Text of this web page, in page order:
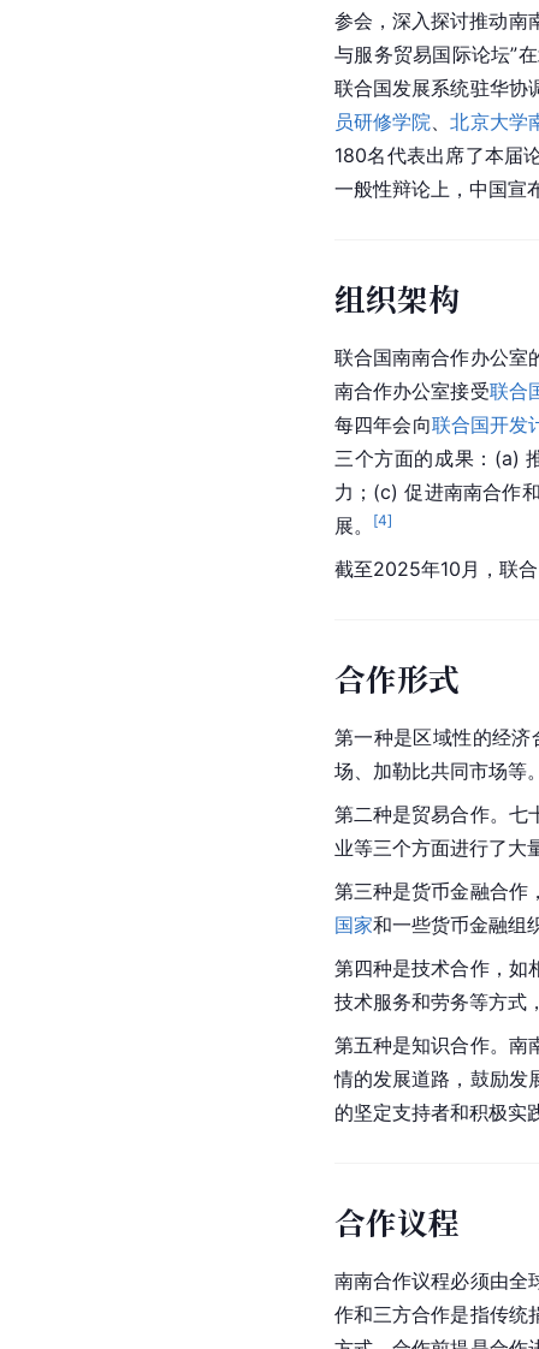
参会，深入探讨推动南
与服务贸易国际论坛”
联合国发展系统驻华协
员研修学院 、北京大学
180名代表出席了本届
一般性辩论上，中国宣
组织架构
联合国南南合作办公室
南合作办公室接受联合
每四年会向联合国开发
三个方面的成果：(a)
力；(c) 促进南南合作
展。
[4]
截至2025年10月，联
合作形式
第一种是区域性的经济
场、加勒比共同市场等
第二种是贸易合作。七
业等三个方面进行了大
第三种是货币金融合作
国家和一些货币金融组
第四种是技术合作，如
技术服务和劳务等方式
第五种是知识合作。南
情的发展道路，鼓励发
的坚定支持者和积极实
合作议程
南南合作议程必须由全
作和三方合作是指传统